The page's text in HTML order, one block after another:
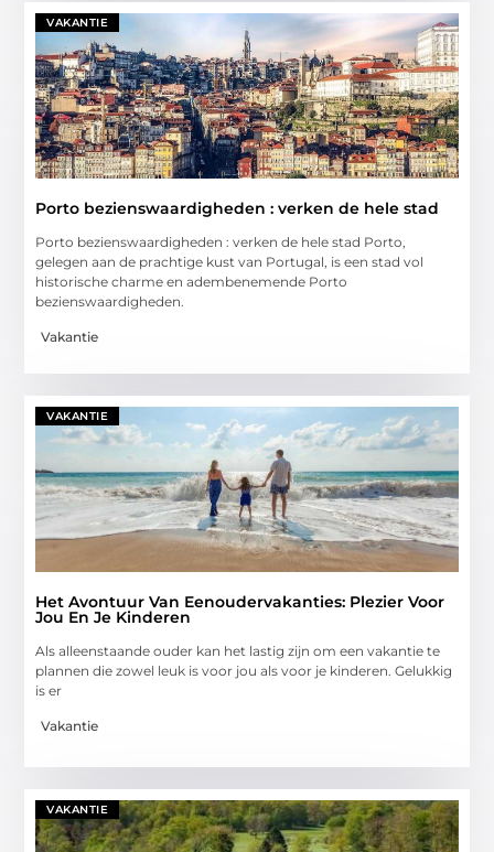
VAKANTIE
Porto bezienswaardigheden : verken de hele stad
Porto bezienswaardigheden : verken de hele stad Porto,
gelegen aan de prachtige kust van Portugal, is een stad vol
historische charme en adembenemende Porto
bezienswaardigheden.
Vakantie
VAKANTIE
Het Avontuur Van Eenoudervakanties: Plezier Voor
Jou En Je Kinderen
Als alleenstaande ouder kan het lastig zijn om een vakantie te
plannen die zowel leuk is voor jou als voor je kinderen. Gelukkig
is er
Vakantie
VAKANTIE